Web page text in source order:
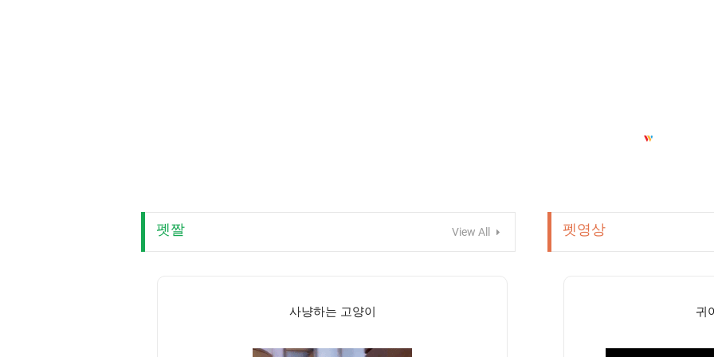
펫짤 View All
사냥하는 고양이
펫영상
귀